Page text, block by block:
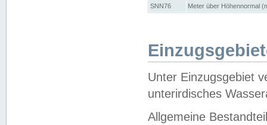
SNN76
Meter über Höhennormal
Unter Einzugsgebiet
unterirdisches
Allgemeine